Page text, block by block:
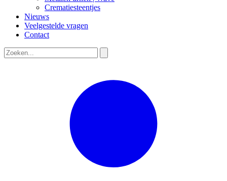
Crematiesteentjes
Nieuws
Veelgestelde vragen
Contact